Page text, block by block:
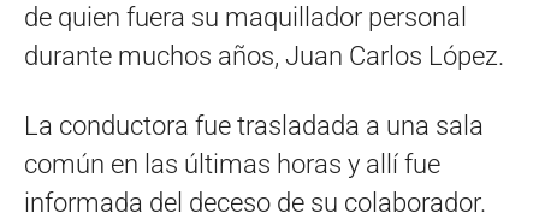
de quien fuera su maquillador personal
durante muchos años, Juan Carlos López.
La conductora fue trasladada a una sala
común en las últimas horas y allí fue
informada del deceso de su colaborador.